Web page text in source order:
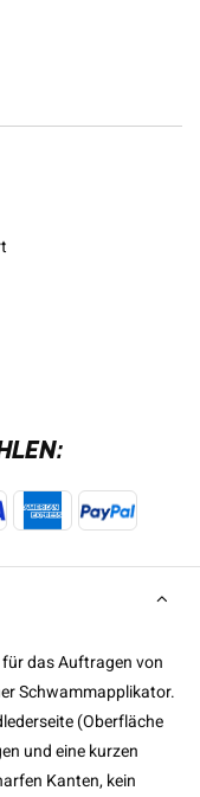
das Auftragen von
Schwammapplikator.
(Oberfläche
und eine kurzen
Kanten, kein